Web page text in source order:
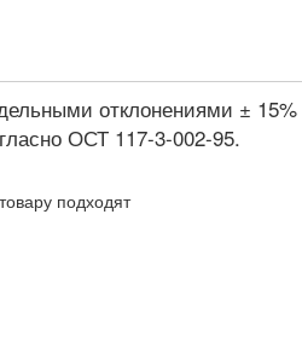
отклонениями ± 15%
ОСТ 117-3-002-95.
подходят